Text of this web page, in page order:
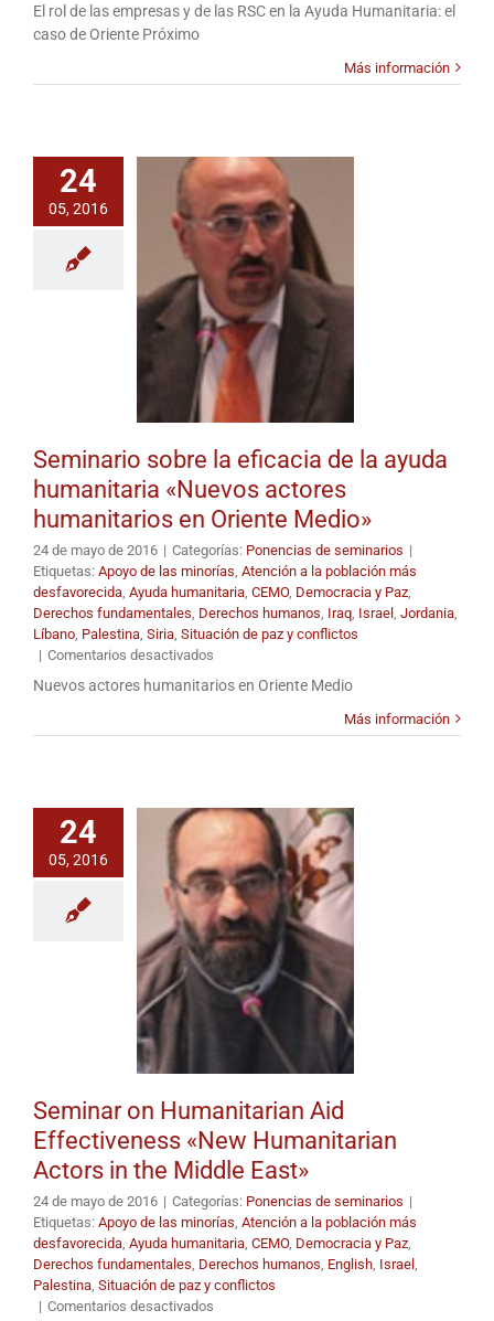
sobre
de
«Nuevos
actores
humanitarios
en
Oriente
Medio»
El rol de las empresas y de las RSC en la Ayuda Humanitaria: el
caso de Oriente Próximo
Más información
24
05, 2016
Seminario sobre la eficacia de la ayuda
humanitaria «Nuevos actores
humanitarios en Oriente Medio»
24 de mayo de 2016 | Categorías: Ponencias de seminarios |
Etiquetas: Apoyo de las minorías Atención a la población más
desfavorecida Ayuda humanitaria CEMO, Democracia y Paz
Derechos fundamentales Derechos humanos Iraq Israel Jordania
Líbano Palestina Siria Situación de paz y conflictos
| Comentarios desactivados
sobre
eficacia
humanitaria
«Nuevos
actores
humanitarios
en
Oriente
Medio»
Nuevos actores humanitarios en Oriente Medio
Más información
24
05, 2016
Seminar on Humanitarian Aid
Effectiveness «New Humanitarian
Actors in the Middle East»
24 de mayo de 2016 | Categorías: Ponencias de seminarios |
Etiquetas: Apoyo de las minorías Atención a la población más
desfavorecida Ayuda humanitaria CEMO, Democracia y Paz
Derechos fundamentales Derechos humanos English Israel
Palestina Situación de paz y conflictos
| Comentarios desactivados